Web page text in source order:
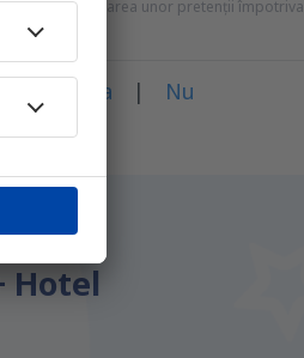
pentru formularea unor pretenții împotriva
Da | Nu
Hotel